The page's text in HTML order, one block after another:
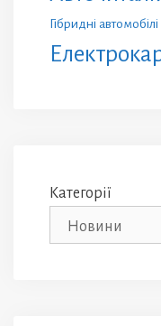
Гібридні автомобілі
Категорії